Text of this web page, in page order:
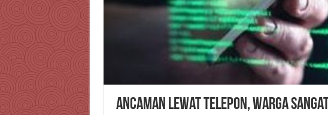
Ancaman Lewat Telepon, Warga